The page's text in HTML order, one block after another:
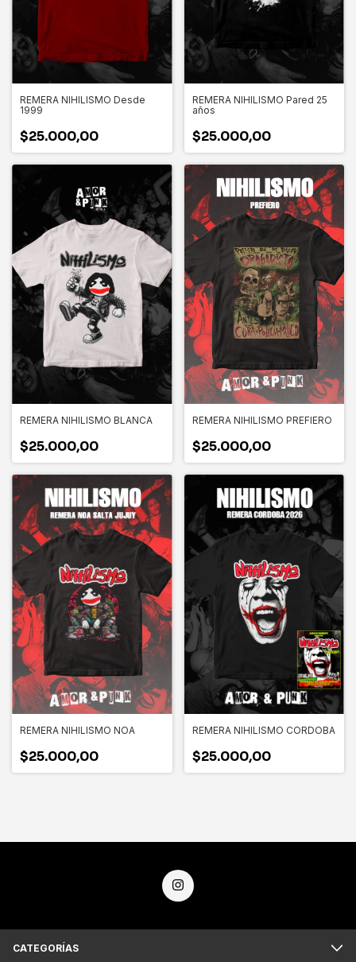
REMERA NIHILISMO Desde
1999
$25.000,00
REMERA NIHILISMO Pared 25
años
$25.000,00
REMERA NIHILISMO BLANCA
$25.000,00
REMERA NIHILISMO PREFIERO
$25.000,00
REMERA NIHILISMO NOA
$25.000,00
REMERA NIHILISMO CORDOBA
$25.000,00
CATEGORÍAS